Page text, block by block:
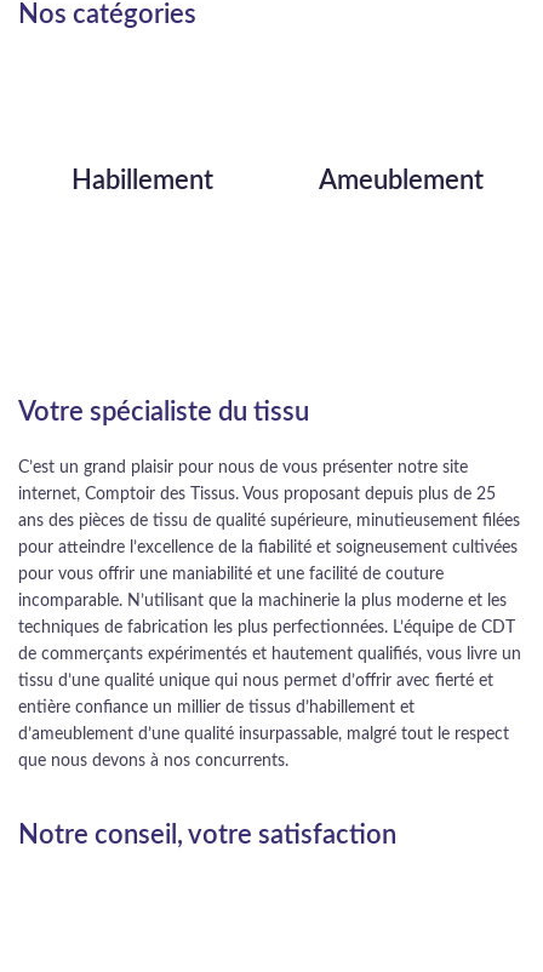
Nos catégories
Habillement Ameublement
Votre spécialiste du tissu
C’est un grand plaisir pour nous de vous présenter notre site
internet, Comptoir des Tissus. Vous proposant depuis plus de 25
ans des pièces de tissu de qualité supérieure, minutieusement filées
pour atteindre l’excellence de la fiabilité et soigneusement cultivées
pour vous offrir une maniabilité et une facilité de couture
incomparable. N’utilisant que la machinerie la plus moderne et les
techniques de fabrication les plus perfectionnées. L’équipe de CDT
de commerçants expérimentés et hautement qualifiés, vous livre un
tissu d’une qualité unique qui nous permet d’offrir avec fierté et
entière confiance un millier de tissus d’habillement et
d’ameublement d’une qualité insurpassable, malgré tout le respect
que nous devons à nos concurrents.
Notre conseil, votre satisfaction